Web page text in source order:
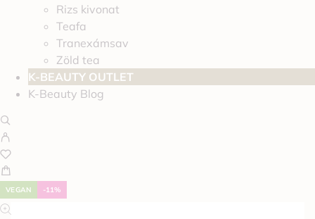
Rizs kivonat
Teafa
Tranexámsav
Zöld tea
K-BEAUTY OUTLET
K-Beauty Blog
VEGAN -11%